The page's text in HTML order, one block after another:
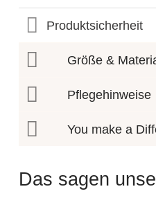
Produktsicherheit
Größe &
Pflegehinweise
You make a
Das sagen